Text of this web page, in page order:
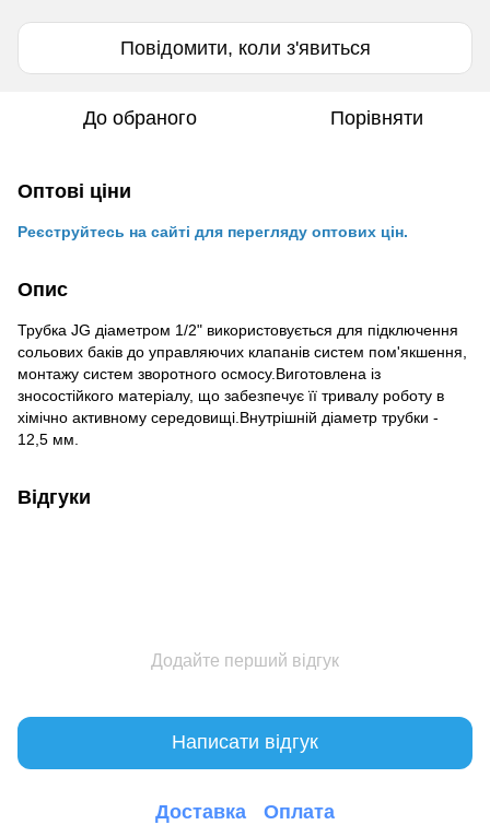
Повідомити, коли з'явиться
До обраного Порівняти
Оптові ціни
Реєструйтесь на сайті для перегляду оптових цін.
Опис
Трубка JG діаметром 1/2" використовується для підключення
сольових баків до управляючих клапанів систем пом'якшення,
монтажу систем зворотного осмосу.Виготовлена із
зносостійкого матеріалу, що забезпечує її тривалу роботу в
хімічно активному середовищі.Внутрішній діаметр трубки -
12,5 мм.
Відгуки
Додайте перший відгук
Написати відгук
Доставка Оплата